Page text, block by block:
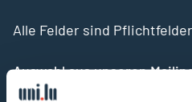
Alle Felder sind Pflichtfelder
Auswahl aus unseren